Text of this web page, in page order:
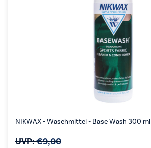
NIKWAX - Waschmittel - Base Wash 300 ml
UVP:€9,00